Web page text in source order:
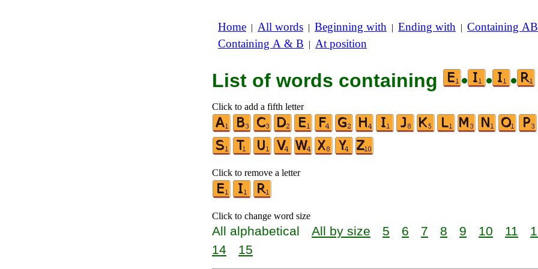
Home | All words | Beginning with | Ending with | Containing AB
Containing A & B | At position
List of words containing • • •
Click to add a fifth letter
Click to remove a letter
Click to change word size
All alphabetical All by size 5 6 7 8 9 10 11
14
15